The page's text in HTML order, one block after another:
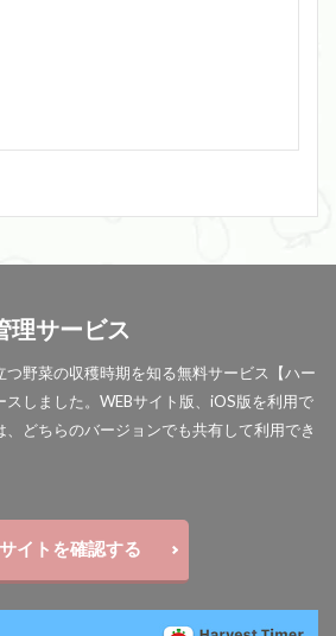
理サービス
野菜の収穫時期を知る無料サービス【ハー
しました。WEBサイト版、iOS版を利用で
、どちらのバージョンでも共有して利用でき
サイトを確認する